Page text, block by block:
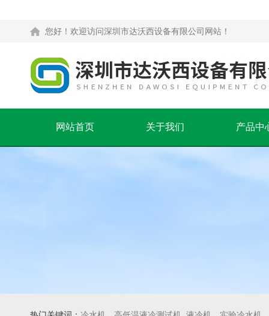
您好！欢迎访问深圳市达沃西设备有限公司网站！
网站首页 关于我们 产品中